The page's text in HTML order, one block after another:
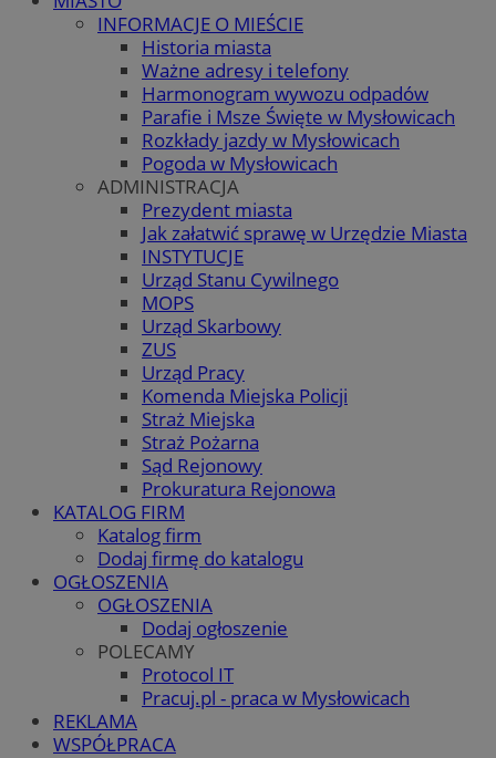
INFORMACJE O MIEŚCIE
Historia miasta
Ważne adresy i telefony
Harmonogram wywozu odpadów
Parafie i Msze Święte w Mysłowicach
Rozkłady jazdy w Mysłowicach
Pogoda w Mysłowicach
ADMINISTRACJA
Prezydent miasta
Jak załatwić sprawę w Urzędzie Miasta
INSTYTUCJE
Urząd Stanu Cywilnego
MOPS
Urząd Skarbowy
ZUS
Urząd Pracy
Komenda Miejska Policji
Straż Miejska
Straż Pożarna
Sąd Rejonowy
Prokuratura Rejonowa
KATALOG FIRM
Katalog firm
Dodaj firmę do katalogu
OGŁOSZENIA
OGŁOSZENIA
Dodaj ogłoszenie
POLECAMY
Protocol IT
Pracuj.pl - praca w Mysłowicach
REKLAMA
WSPÓŁPRACA